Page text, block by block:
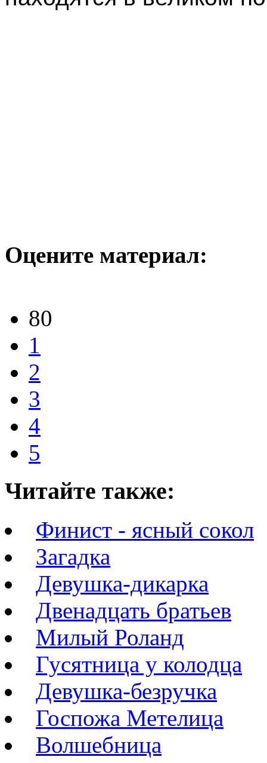
Оцените материал:
80
1
2
3
4
5
Читайте также:
Финист - ясный сокол
Загадка
Девушка-дикарка
Двенадцать братьев
Милый Роланд
Гусятница у колодца
Девушка-безручка
Госпожа Метелица
Волшебница